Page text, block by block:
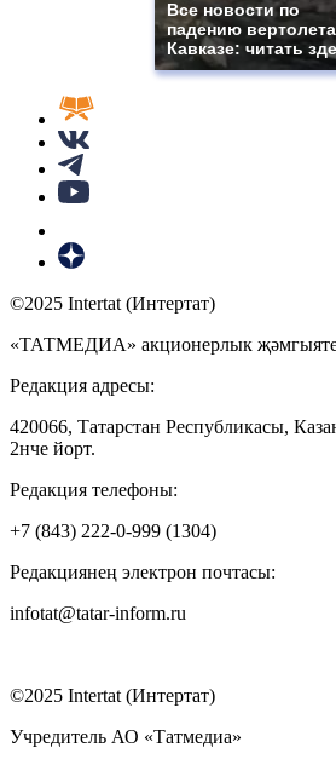
Все новости по
падению
Кавказе: читать
©2025 Intertat (Интертат)
«ТАТМЕДИА» акционерлык
Редакция адресы:
420066, Татарстан Республикасы,
2нче йорт.
Редакция телефоны:
+7 (843) 222-0-999 (1304)
Редакциянең электрон почтасы:
infotat@tatar-inform.ru
©2025 Intertat (Интертат)
Учредитель АО «Татмедиа»